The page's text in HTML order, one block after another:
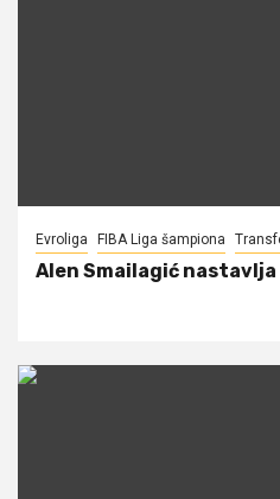
Evroliga FIBA Liga šampiona
Alen Smailagić